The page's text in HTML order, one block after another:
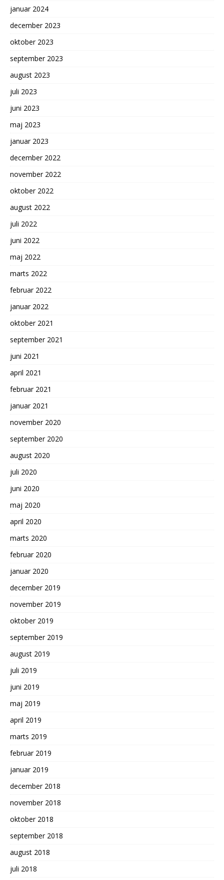
januar 2024
december 2023
oktober 2023
september 2023
august 2023
juli 2023
juni 2023
maj 2023
januar 2023
december 2022
november 2022
oktober 2022
august 2022
juli 2022
juni 2022
maj 2022
marts 2022
februar 2022
januar 2022
oktober 2021
september 2021
juni 2021
april 2021
februar 2021
januar 2021
november 2020
september 2020
august 2020
juli 2020
juni 2020
maj 2020
april 2020
marts 2020
februar 2020
januar 2020
december 2019
november 2019
oktober 2019
september 2019
august 2019
juli 2019
juni 2019
maj 2019
april 2019
marts 2019
februar 2019
januar 2019
december 2018
november 2018
oktober 2018
september 2018
august 2018
juli 2018